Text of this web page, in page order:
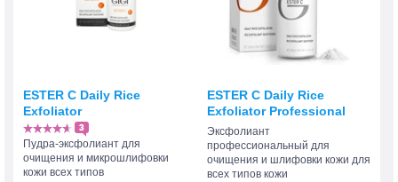
ESTER C Daily Rice
Exfoliator
3
Пудра-эксфолиант для
очищения и микрошлифовки
кожи всех типов
ESTER C Daily Rice
Exfoliator Professional
Эксфолиант
профессиональный для
очищения и шлифовки кожи для
всех типов кожи